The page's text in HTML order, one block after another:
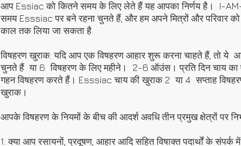
आप Essiac को कितने समय के लिए लेते हैं यह आपका निर्णय है।
I-
समय Esssiac पर बने रहना चुनते हैं, और हम अपने मित्रों और परिवार को
काल तक लिया जा सकता है.
विषहरण खुराक: यदि आप एक विषहरण आहार शुरू करना चाहते हैं, तो ये
चुनते हैं या 6 विषहरण के लिए महीने। 2-6 ऑउंस। प्रति दिन चाय का
गहन विषहरण करते हैं। Esssiac चाय की खुराक 2 या 4 सप्ताह
खुराक।
आपके विषहरण के नियमों के बीच की आदर्श अवधि तीन प्रमुख क्षेत्रों पर
1. क्या आप रसायनों, प्रदूषण, आहार आदि सहित विषाक्त पदार्थों के संपर्क